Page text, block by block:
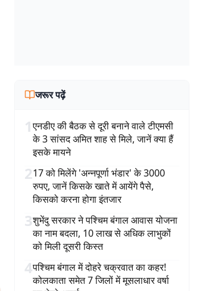
जरूर पढ़ें
1एनडीए की बैठक से दूरी बनाने वाले टीएमसी
के 3 सांसद अमित शाह से मिले, जानें क्या हैं
इसके मायने
217 को मिलेंगे 'अन्नपूर्णा भंडार' के 3000
रुपए, जानें किसके खाते में आयेंगे पैसे,
किसको करना होगा इंतजार
3शुभेंदु सरकार ने पश्चिम बंगाल आवास योजना
का नाम बदला, 10 लाख से अधिक लाभुकों
को मिली दूसरी किस्त
4पश्चिम बंगाल में दोहरे चक्रवात का कहर!
कोलकाता समेत 7 जिलों में मूसलाधार वर्षा